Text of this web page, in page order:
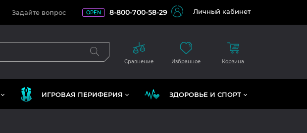
Задайте вопрос OPEN 8-800-700-58-29 Личный кабинет
Сравнение Избранное Корзина
ИГРОВАЯ ПЕРИФЕРИЯ ЗДОРОВЬЕ И СПОРТ